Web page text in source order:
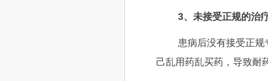
3、未接受正规的治
患病后没有接受正
己乱用药乱买药，导致耐